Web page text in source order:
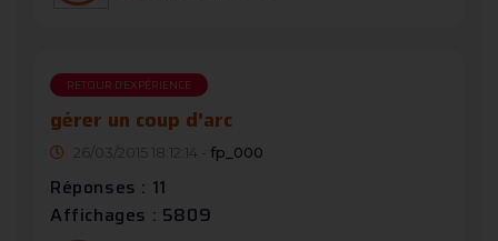
RETOUR D'EXPÉRIENCE
gérer un coup d'arc
26/03/2015 18:12:14 - fp_000
Réponses : 11
Affichages : 5809